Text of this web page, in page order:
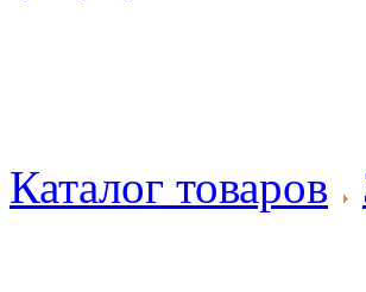
Каталог товаров